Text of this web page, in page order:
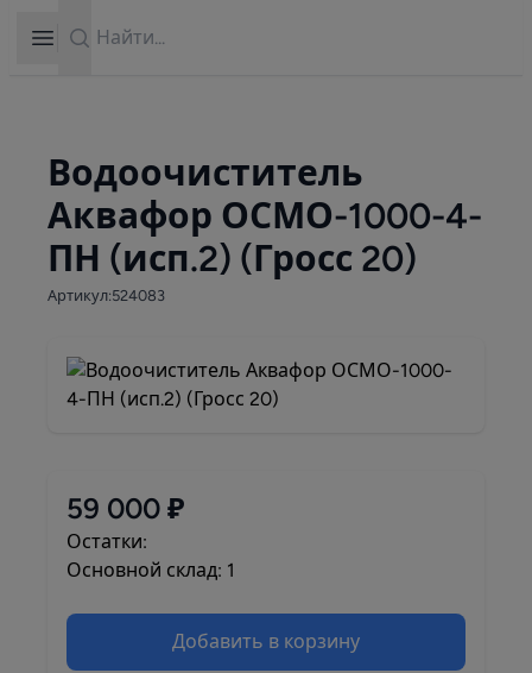
Open sidebar
Водоочиститель
Аквафор ОСМО-1000-4-
ПН (исп.2) (Гросс 20)
Артикул:524083
59 000 ₽
Остатки:
Основной склад: 1
Добавить в корзину